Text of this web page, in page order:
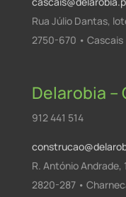
Rua Júlio Dantas,
2750-670 • Cascais
Delarobia
912 441 514
R. António Andrade,
2820-287 •